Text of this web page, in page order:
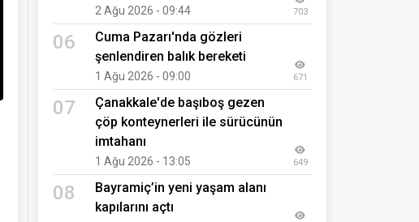
2 Ağu 2026 - 09:44 703
06
Cuma Pazarı'nda gözleri
şenlendiren balık bereketi
1 Ağu 2026 - 09:00 671
07
Çanakkale'de başıboş gezen
çöp konteynerleri ile sürücünün
imtahanı
1 Ağu 2026 - 13:05 649
08
Bayramiç’in yeni yaşam alanı
kapılarını açtı